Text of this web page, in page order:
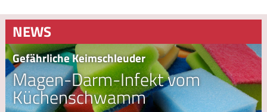
NEWS
Gefährliche Keimschleuder
Magen-Darm-Infekt vom
Küchenschwamm